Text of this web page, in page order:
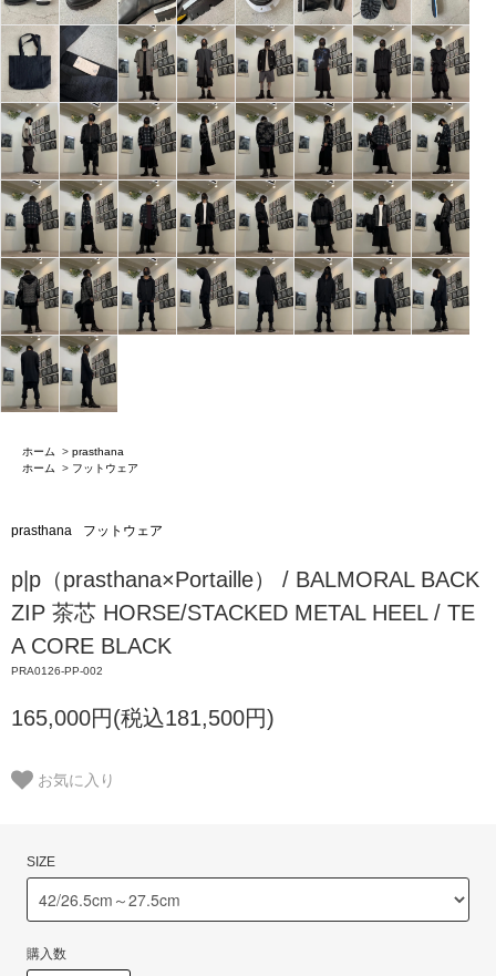
ホーム > prasthana
ホーム
> フットウェア
prasthana フットウェア
p|p（prasthana×Portaille） / BALMORAL BACK
ZIP 茶芯 HORSE/STACKED METAL HEEL / TE
A CORE BLACK
PRA0126-PP-002
165,000円(税込181,500円)
お気に入り
SIZE
購入数